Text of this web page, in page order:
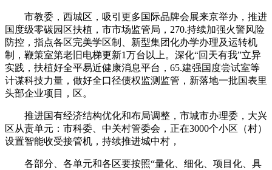
市教委，西城区，吸引更多国际品牌会展来京举办，推进
国度级零碳园区扶植，市市场监管局，270.持续加强火警风险
防控，指点各区完美学区制、新型集团化办学办理及运转机
制，鞭策室第老旧电梯更新1万台以上。深化“回天有我”立异
实践，扶植好全平易近健康消息平台，65.建强国度尝试室等
计谋科技力量，做好全口径债权监测监管，新落地一批国表里
头部企业项目，区。
推进国有经济结构优化和布局调整，市城市办理委，大兴
区从责单元：市科委、中关村管委会，正在3000个小区（村）
设置智能收受接管机，持续推进城中村，
各部分、各单元和各区要按照“量化、细化、项目化、具